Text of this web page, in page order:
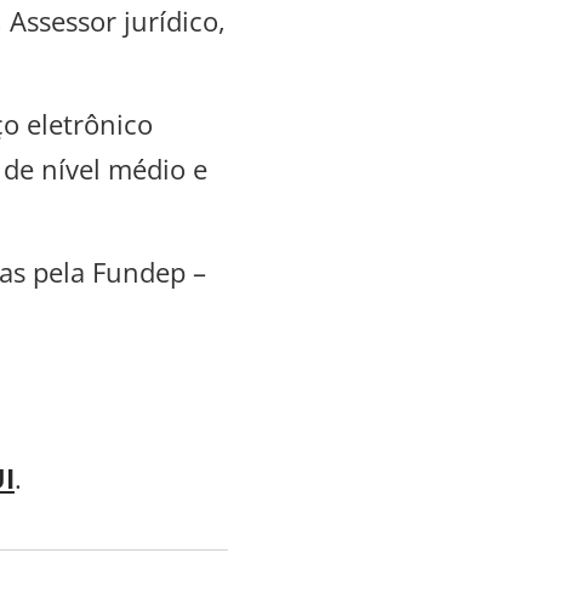
jurídico,
eletrônico
nível médio e
pela Fundep –
.